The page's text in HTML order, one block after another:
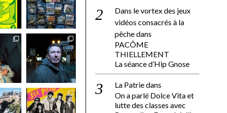
Dans le vortex des jeux
vidéos consacrés à la
pêchedans
PACÔME
THIELLEMENT
La séance d’Hip Gnose
La Patriedans
On a parlé Dolce Vita et
lutte des classes avec